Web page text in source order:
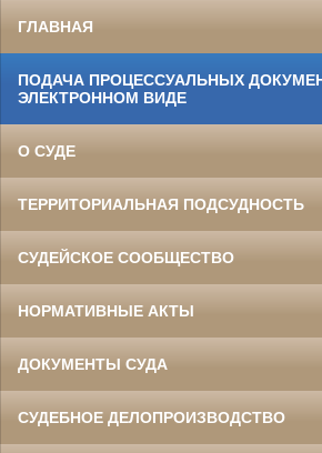
ГЛАВНАЯ
ПОДАЧА ПРОЦЕССУАЛЬНЫХ
ЭЛЕКТРОННОМ ВИДЕ
О СУДЕ
ТЕРРИТОРИАЛЬНАЯ ПОДСУДНОСТЬ
СУДЕЙСКОЕ СООБЩЕСТВО
НОРМАТИВНЫЕ АКТЫ
ДОКУМЕНТЫ СУДА
СУДЕБНОЕ ДЕЛОПРОИЗВОДСТВО